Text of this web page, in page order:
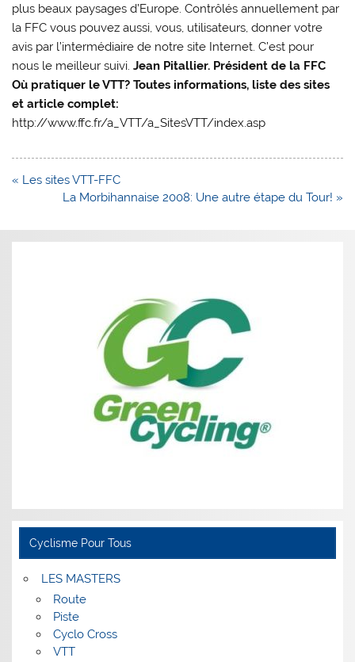
plus beaux paysages d’Europe. Contrôlés annuellement par
la FFC vous pouvez aussi, vous, utilisateurs, donner votre
avis par l’intermédiaire de notre site Internet. C’est pour
nous le meilleur suivi.Jean Pitallier. Président de la FFC
Où pratiquer le VTT? Toutes informations, liste des sites
et article complet:
http://www.ffc.fr/a_VTT/a_SitesVTT/index.asp
Navigation
« Les sites VTT-FFC
La Morbihannaise 2008: Une autre étape du Tour! »
Cyclisme Pour Tous
LES MASTERS
Route
Piste
Cyclo Cross
VTT